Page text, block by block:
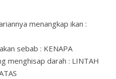
menangkap ikan :
sebab : KENAPA
menghisap darah : LINTAH